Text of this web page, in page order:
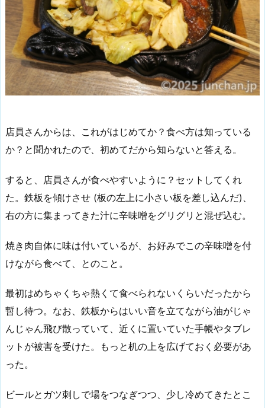
店員さんからは、これがはじめてか？食べ方は知っている
か？と聞かれたので、初めてだから知らないと答える。
すると、店員さんが食べやすいように？セットしてくれ
た。鉄板を傾けさせ (板の左上に小さい板を差し込んだ)、
右の方に集まってきた汁に辛味噌をグリグリと混ぜ込む。
焼き肉自体に味は付いているが、お好みでこの辛味噌を付
けながら食べて、とのこと。
最初はめちゃくちゃ熱くて食べられないくらいだったから
暫し待つ。なお、鉄板からはいい音を立てながら油がじゃ
んじゃん飛び散っていて、近くに置いていた手帳やタブレ
ットが被害を受けた。もっと机の上を広げておく必要があ
った。
ビールとガツ刺しで場をつなぎつつ、少し冷めてきたとこ